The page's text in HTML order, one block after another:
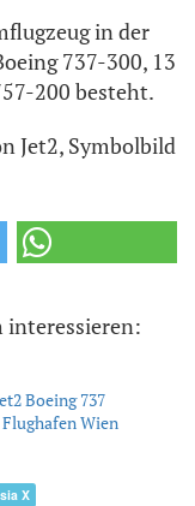
in der
737-300, 13
200 besteht.
Jet2, Symbolbild
interessieren:
Boeing 737
Wien
X